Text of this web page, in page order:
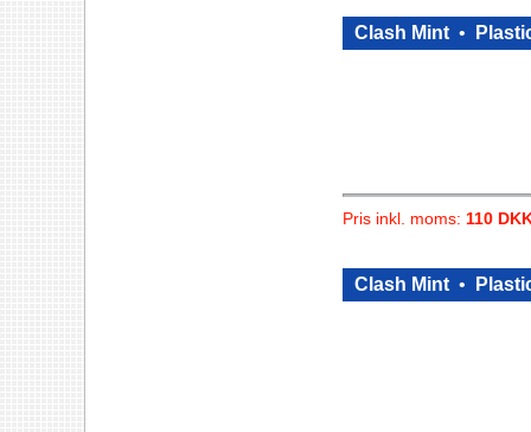
Clash Mint •
Pris inkl. moms: 110
Clash Mint •